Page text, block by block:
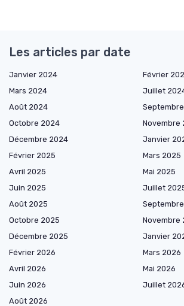
Les articles par date
Janvier 2024
Février
Mars 2024
Juillet
Août 2024
Octobre 2024
Novembre
Décembre 2024
Janvier
Février 2025
Mars 2025
Avril 2025
Mai 2025
Juin 2025
Juillet
Août 2025
Octobre 2025
Novembre
Décembre 2025
Janvier
Février 2026
Mars 2026
Avril 2026
Mai 2026
Juin 2026
Juillet
Août 2026